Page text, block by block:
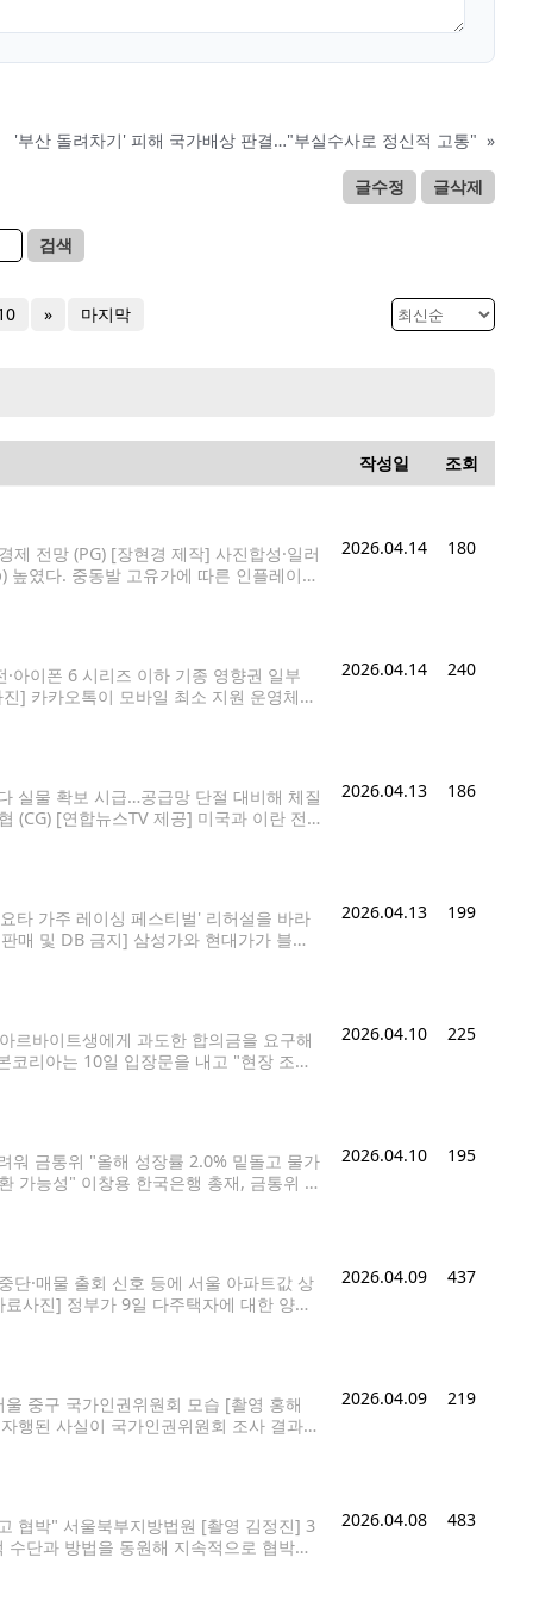
'부산 돌려차기' 피해 국가배상 판결…"부실수사로 정신적 고통" »
글수정 글삭제
검색
» 마지막
작성일 조회
전망 (PG) [장현경 제작] 사진합성·일러
였다. 중동발 고유가에 따른 인플레이션
2026.04.14 180
아이폰 6 시리즈 이하 기종 영향권 일부
] 카카오톡이 모바일 최소 지원 운영체제
2026.04.14 240
실물 확보 시급…공급망 단절 대비해 체질
(CG) [연합뉴스TV 제공] 미국과 이란 전
2026.04.13 186
타 가주 레이싱 페스티벌' 리허설을 바라
매 및 DB 금지] 삼성가와 현대가가 블룸
2026.04.13 199
르바이트생에게 과도한 합의금을 요구해
리아는 10일 입장문을 내고 "현장 조사
2026.04.10 225
워 금통위 "올해 성장률 2.0% 밑돌고 물가
가능성" 이창용 한국은행 총재, 금통위 주
2026.04.10 195
·매물 출회 신호 등에 서울 아파트값 상
사진] 정부가 9일 다주택자에 대한 양도
2026.04.09 437
중구 국가인권위원회 모습 [촬영 홍해
행된 사실이 국가인권위원회 조사 결과
2026.04.09 219
협박" 서울북부지방법원 [촬영 김정진] 3
단과 방법을 동원해 지속적으로 협박해
2026.04.08 483